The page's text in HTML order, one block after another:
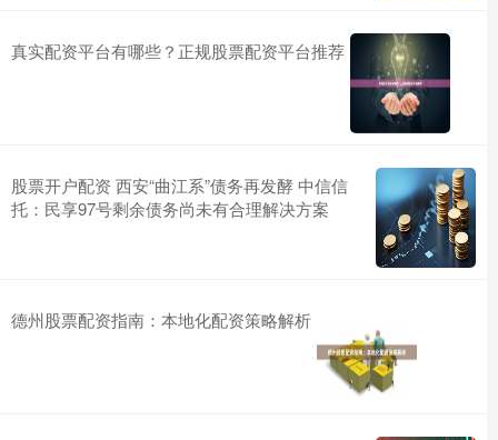
真实配资平台有哪些？正规股票配资平台推荐
股票开户配资 西安“曲江系”债务再发酵 中信信
托：民享97号剩余债务尚未有合理解决方案
德州股票配资指南：本地化配资策略解析